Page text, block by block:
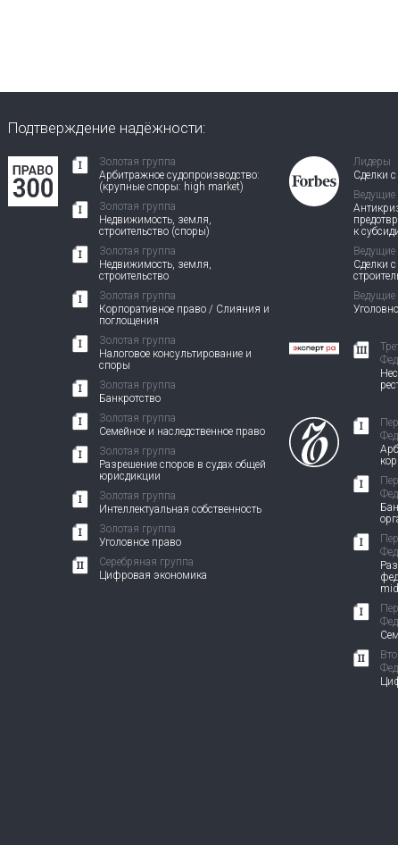
Подтверждение надёжности:
Золотая группа
Арбитражное судопроизводство:
(крупные споры: high market)
Золотая группа
Недвижимость, земля,
строительство (споры)
Золотая группа
Недвижимость, земля,
строительство
Золотая группа
Корпоративное право / Слияния и
поглощения
Золотая группа
Налоговое консультирование и
споры
Золотая группа
Банкротство
Золотая группа
Семейное и наследственное право
Золотая группа
Разрешение споров в судах общей
юрисдикции
Золотая группа
Интеллектуальная собственность
Золотая группа
Уголовное право
Серебряная группа
Цифровая экономика
Лидеры
Сделки
к
Сделки